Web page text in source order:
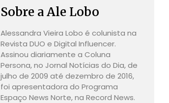
Sobre a Ale Lobo
Alessandra Vieira Lobo é colunista na
Revista DUO e Digital Influencer.
Assinou diariamente a Coluna
Persona, no Jornal Notícias do Dia, de
julho de 2009 até dezembro de 2016,
foi apresentadora do Programa
Espaço News Norte, na Record News.